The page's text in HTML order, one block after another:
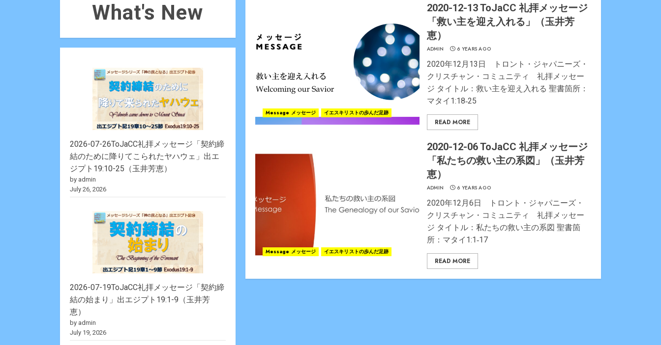
Message メッセージ イエスキリストの歩んだ足跡
2020-12-13 ToJaCC 礼拝メッセージ
「救い主を迎え入れる」（玉井芳
恵）
ADMIN 6 YEARS AGO
2020年12月13日 トロント・ジャパニーズ・
クリスチャン・コミュニティ 礼拝メッセー
ジ タイトル：救い主を迎え入れる 聖書箇所：
マタイ1:18‐25
READ MORE
Message メッセージ イエスキリストの歩んだ足跡
2020-12-06 ToJaCC 礼拝メッセージ
「私たちの救い主の系図」（玉井芳
恵）
ADMIN 6 YEARS AGO
2020年12月6日 トロント・ジャパニーズ・
クリスチャン・コミュニティ 礼拝メッセー
ジ タイトル：私たちの救い主の系図 聖書箇
所：マタイ1:1‐17
READ MORE
What's New
2026-07-26ToJaCC礼拝メッセージ「契約締
結のために降りてこられたヤハウェ」出エ
ジプト19:10-25（玉井芳恵）
by admin
July 26, 2026
2026-07-19ToJaCC礼拝メッセージ「契約締
結の始まり」出エジプト19:1-9（玉井芳
恵）
by admin
July 19, 2026